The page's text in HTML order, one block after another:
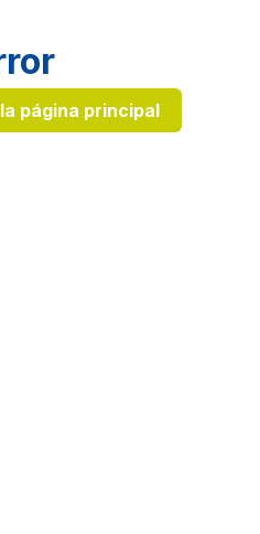
página principal